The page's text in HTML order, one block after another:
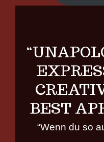
BEST
“Wenn du so